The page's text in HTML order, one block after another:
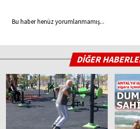
Bu haber henüz yorumlanmamış...
DİĞER